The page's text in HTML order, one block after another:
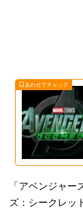
「アベンジャ
ズ：シークレッ